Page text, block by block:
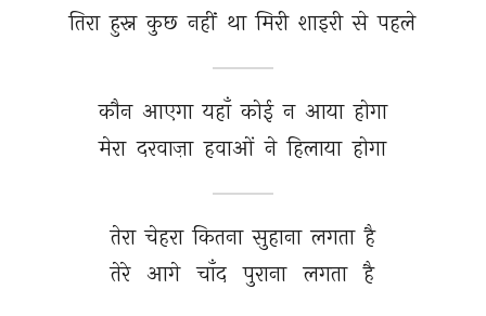
तिरा हुस्न कुछ नहीं था मिरी शाइरी से पहले
कौन आएगा यहाँ कोई न आया होगा
मेरा दरवाज़ा हवाओं ने हिलाया होगा
तेरा चेहरा कितना सुहाना लगता है
तेरे आगे चाँद पुराना लगता है